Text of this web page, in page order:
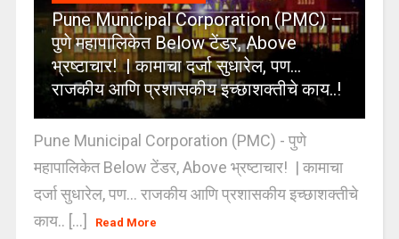
Pune Municipal Corporation (PMC) –
पुणे महापालिकेत Below टेंडर, Above
भ्रष्टाचार! | कामाचा दर्जा सुधारेल, पण…
राजकीय आणि प्रशासकीय इच्छाशक्तीचे काय..!
Pune Municipal Corporation (PMC) - पुणे
महापालिकेत Below टेंडर, Above भ्रष्टाचार! | कामाचा
दर्जा सुधारेल, पण… राजकीय आणि प्रशासकीय इच्छाशक्तीचे
काय.. [...]
Read More